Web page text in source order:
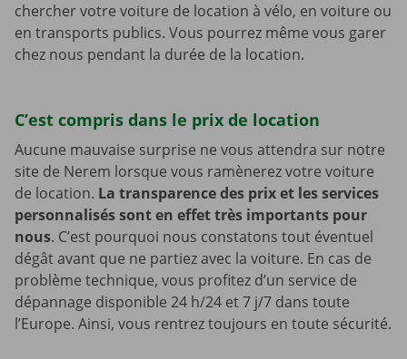
chercher votre voiture de location à vélo, en voiture ou
en transports publics. Vous pourrez même vous garer
chez nous pendant la durée de la location.
C’est compris dans le prix de location
Aucune mauvaise surprise ne vous attendra sur notre
site de Nerem lorsque vous ramènerez votre voiture
de location. La transparence des prix et les services
personnalisés sont en effet très importants pour
nous. C’est pourquoi nous constatons tout éventuel
dégât avant que ne partiez avec la voiture. En cas de
problème technique, vous profitez d’un service de
dépannage disponible 24 h/24 et 7 j/7 dans toute
l’Europe. Ainsi, vous rentrez toujours en toute sécurité.